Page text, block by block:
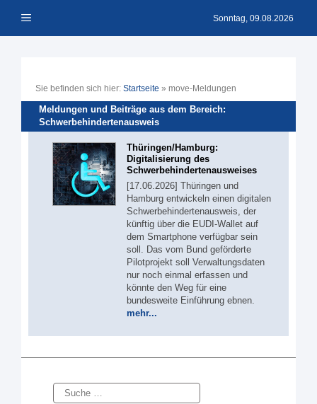
Inhalt Menü Sonntag, 09.08.2026
Sie befinden sich hier: Startseite » move-Meldungen
Meldungen und Beiträge aus dem Bereich:
Schwerbehindertenausweis
Thüringen/Hamburg:
Digitalisierung des
Schwerbehindertenausweises
[17.06.2026] Thüringen und
Hamburg entwickeln einen digitalen
Schwerbehindertenausweis, der
künftig über die EUDI-Wallet auf
dem Smartphone verfügbar sein
soll. Das vom Bund geförderte
Pilotprojekt soll Verwaltungsdaten
nur noch einmal erfassen und
könnte den Weg für eine
bundesweite Einführung ebnen.
mehr...
Suche